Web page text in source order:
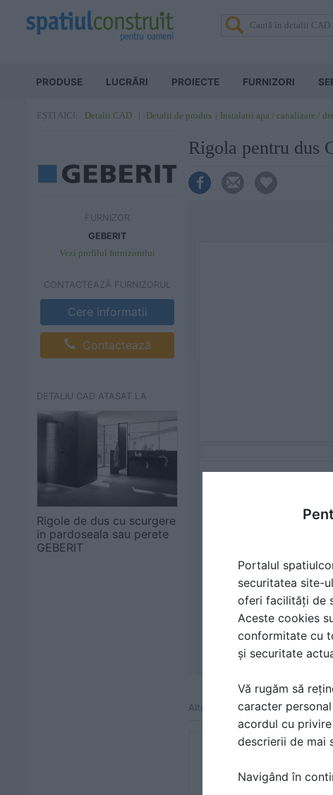
PRODUSE LUCRĂRI PROIECTE FURNIZORI
EȘTI AICI: Detalii CAD Detalii de produs Instalatii apa / canalizare /
FURNIZOR
GEBERIT
Vezi profilul furnizorului
CONTACTEAZĂ FURNIZORUL
Cere informatii
Contactează
DETALIU CAD ATASAT LA
Rigole de dus cu scurgere
in pardoseala sau perete
GEBERIT
Rigola pentru dus
Alte detalii cad de la gamă
Rigola dus
Scurgere in
Portalul
securitatea site-
oferi facilități de
Aceste cookies
conformitate cu
și securitate
Vă rugăm să
caracter
acordul cu
descrierii de mai
Navigând în